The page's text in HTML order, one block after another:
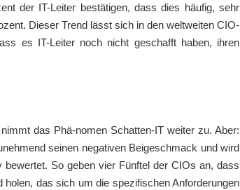
der IT-Leiter bestätigen, dass dies häufig, sehr
Dieser Trend lässt sich in den weltweiten CIO-
es IT-Leiter noch nicht geschafft haben, ihren
das Phä-nomen Schatten-IT weiter zu. Aber:
seinen negativen Beigeschmack und wird
So geben vier Fünftel der CIOs an, dass
das sich um die spezifischen Anforderungen